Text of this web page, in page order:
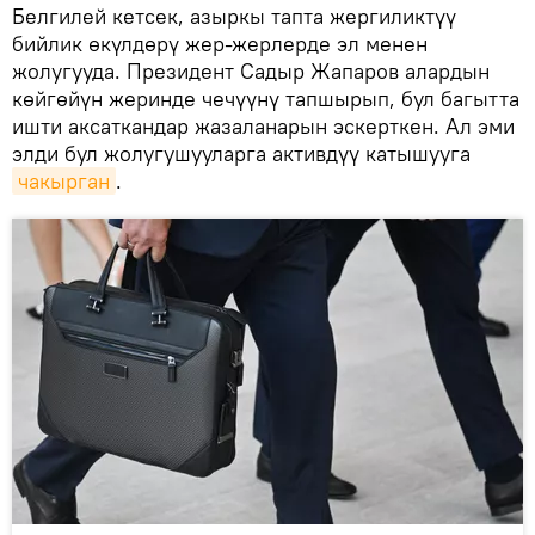
Белгилей кетсек, азыркы тапта жергиликтүү
бийлик өкүлдөрү жер-жерлерде эл менен
жолугууда. Президент Садыр Жапаров алардын
көйгөйүн жеринде чечүүнү тапшырып, бул багытта
ишти аксаткандар жазаланарын эскерткен. Ал эми
элди бул жолугушууларга активдүү катышууга
чакырган .